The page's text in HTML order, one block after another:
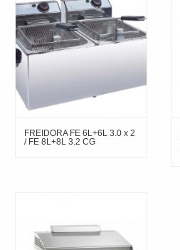
FREIDORA FE 6L+6L 3.0 x 2
/ FE 8L+8L 3.2 CG